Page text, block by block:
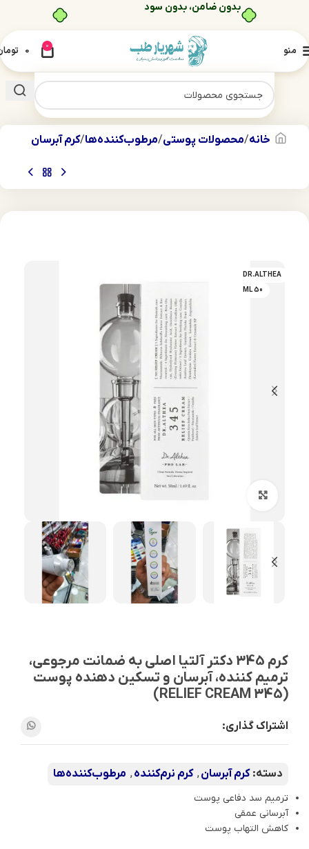
خرید قسطی با ترب‌پی
منو 0
0
خانه محصولات پوستی مرطوب‌کننده‌ها کرم آبرسان
DR.ALTHEA
50 ML
کرم 345 دکتر آلتیا اصلی به ضمانت مرجوعی،
ترمیم کننده، آبرسان و تسکین دهنده پوست
(345 RELIEF CREAM)
اشتراک گذاری:
دسته: کرم آبرسان , کرم نرم‌کننده , مرطوب‌کننده‌ها
ترمیم سد دفاعی پوست
آبرسانی عمقی
کاهش التهاب پوست